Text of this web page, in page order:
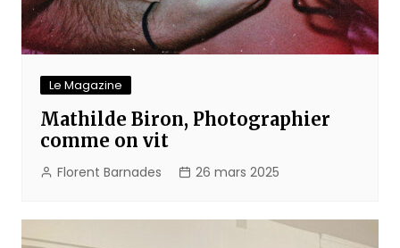
Le Magazine
Mathilde Biron, Photographier
comme on vit
Florent Barnades 26 mars 2025